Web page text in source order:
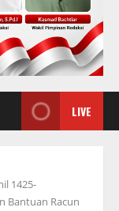
LIVE
1425-
Bantuan Racun